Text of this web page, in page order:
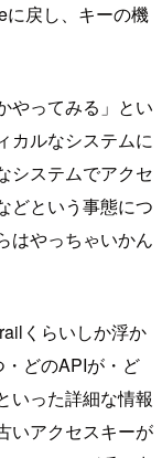
に戻し、キーの機
やってみる」とい
カルなシステムに
システムでアクセ
どという事態につ
はやっちゃいかん
くらいしか浮か
どのAPIが・ど
いった詳細な情報
いアクセスキーが